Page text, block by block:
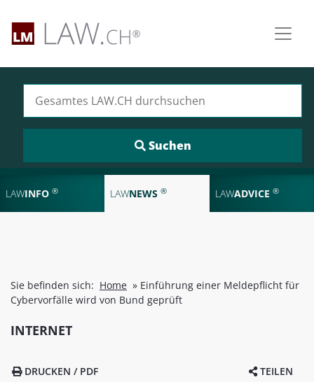
LAWINFO ® LAWNEWS ® LAWADVICE ®
Sie befinden sich: Home » Einführung einer Meldepflicht für
Cybervorfälle wird von Bund geprüft
INTERNET
TEILEN
DRUCKEN / PDF